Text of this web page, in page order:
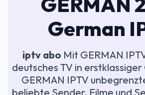
German
iptv abo Mit GERMAN
deutsches TV in erstklassiger
GERMAN IPTV
beliebte Sender, Filme und